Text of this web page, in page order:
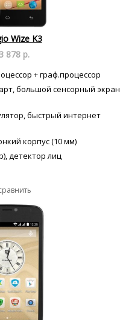
Wize K3
878 р.
+ граф.процессор
большой сенсорный экран
быстрый интернет
корпус (10 мм)
детектор лиц